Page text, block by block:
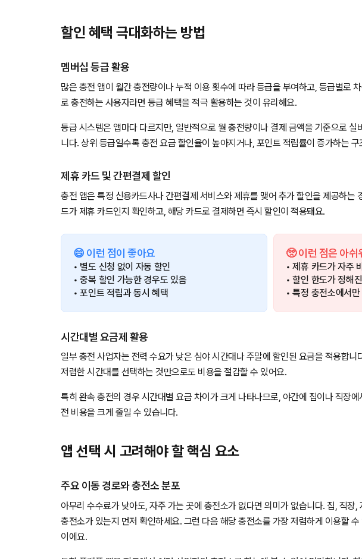
할인 혜택 극대화하는 방법
멤버십 등급 활용
많은 충전 앱이 월간 충전량이나 누적 이용 횟수에 따라 등급을 부여하고, 등급별로
로 충전하는 사용자라면 등급 혜택을 적극 활용하는 것이 유리해요.
등급 시스템은 앱마다 다르지만, 일반적으로 월 충전량이나 결제 금액을 기준으로 실
니다. 상위 등급일수록 충전 요금 할인율이 높아지거나, 포인트 적립률이 증가하는 구
제휴 카드 및 간편결제 할인
충전 앱은 특정 신용카드사나 간편결제 서비스와 제휴를 맺어 추가 할인을 제공하는
드가 제휴 카드인지 확인하고, 해당 카드로 결제하면 즉시 할인이 적용돼요.
😄 이런 점이 좋아요
• 별도 신청 없이 자동 할인
• 중복 할인 가능한 경우도 있음
• 포인트 적립과 동시 혜택
🥺 이런 점은 아쉬
• 제휴 카드가 자주
• 할인 한도가 정해
• 특정 충전소에서만
시간대별 요금제 활용
일부 충전 사업자는 전력 수요가 낮은 심야 시간대나 주말에 할인된 요금을 적용합니
저렴한 시간대를 선택하는 것만으로도 비용을 절감할 수 있어요.
특히 완속 충전의 경우 시간대별 요금 차이가 크게 나타나므로, 야간에 집이나 직장
전 비용을 크게 줄일 수 있습니다.
앱 선택 시 고려해야 할 핵심 요소
주요 이동 경로와 충전소 분포
아무리 수수료가 낮아도, 자주 가는 곳에 충전소가 없다면 의미가 없습니다. 집, 직장,
충전소가 있는지 먼저 확인하세요. 그런 다음 해당 충전소를 가장 저렴하게 이용할
이에요.